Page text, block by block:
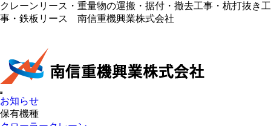
クレーンリース・重量物の運搬・据付・撤去工事・杭打抜き工
事・鉄板リース 南信重機興業株式会社
お知らせ
保有機種